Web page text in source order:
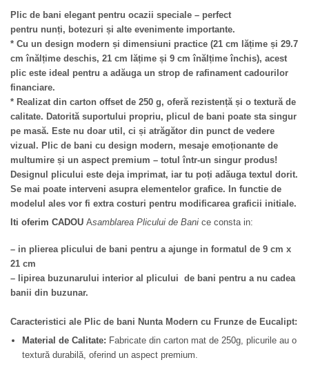
Plic de bani elegant pentru ocazii speciale – perfect
pentru nunți, botezuri și alte evenimente importante.
* Cu un design modern și dimensiuni practice (21 cm lățime și 29.7
cm înălțime deschis, 21 cm lățime și 9 cm înălțime închis), acest
plic este ideal pentru a adăuga un strop de rafinament cadourilor
financiare.
* Realizat din carton offset de 250 g, oferă rezistență și o textură de
calitate. Datorită suportului propriu, plicul de bani poate sta singur
pe masă. Este nu doar util, ci și atrăgător din punct de vedere
vizual. Plic de bani cu design modern, mesaje emoționante de
multumire și un aspect premium – totul într-un singur produs!
Designul plicului este deja imprimat, iar tu poți adăuga textul dorit.
Se mai poate interveni asupra elementelor grafice. In functie de
modelul ales vor fi extra costuri pentru modificarea graficii initiale.
Iti oferim CADOU Asamblarea Plicului de Bani ce consta in:
– in plierea plicului de bani pentru a ajunge in formatul de 9 cm x
21 cm
– lipirea buzunarului interior al plicului de bani pentru a nu cadea
banii din buzunar.
Caracteristici ale Plic de bani Nunta Modern cu Frunze de Eucalipt:
Material de Calitate: Fabricate din carton mat de 250g, plicurile au o
textură durabilă, oferind un aspect premium.